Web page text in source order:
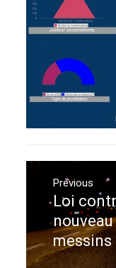
Navigation
l’article
Previous
Previous
post:
Loi
messins